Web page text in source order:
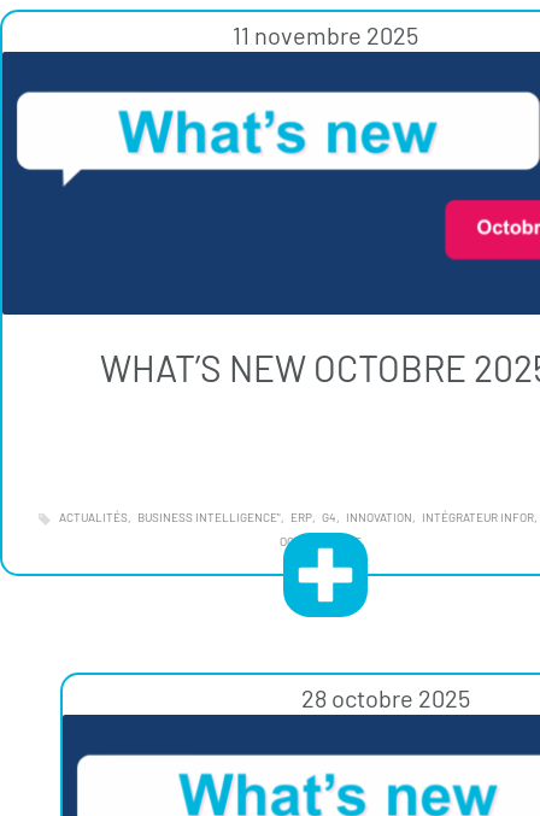
11 novembre 2025
WHAT’S NEW OCTOBRE
ACTUALITÉS BUSINESS INTELLIGENCE" ERP G4 INNOVATION
INTÉGRATEUR INFOR
OCTOBRE ROSE
28 octobre 2025